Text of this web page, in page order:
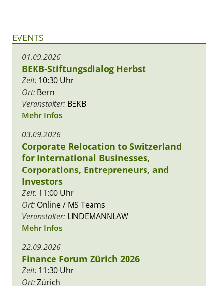
EVENTS
01.09.2026
BEKB-Stiftungsdialog Herbst
Zeit: 10:30 Uhr
Ort: Bern
Veranstalter: BEKB
Mehr Infos
03.09.2026
Corporate Relocation to Switzerland
for International Businesses,
Corporations, Entrepreneurs, and
Investors
Zeit: 11:00 Uhr
Ort: Online / MS Teams
Veranstalter: LINDEMANNLAW
Mehr Infos
22.09.2026
Finance Forum Zürich 2026
Zeit: 11:30 Uhr
Ort:Zürich